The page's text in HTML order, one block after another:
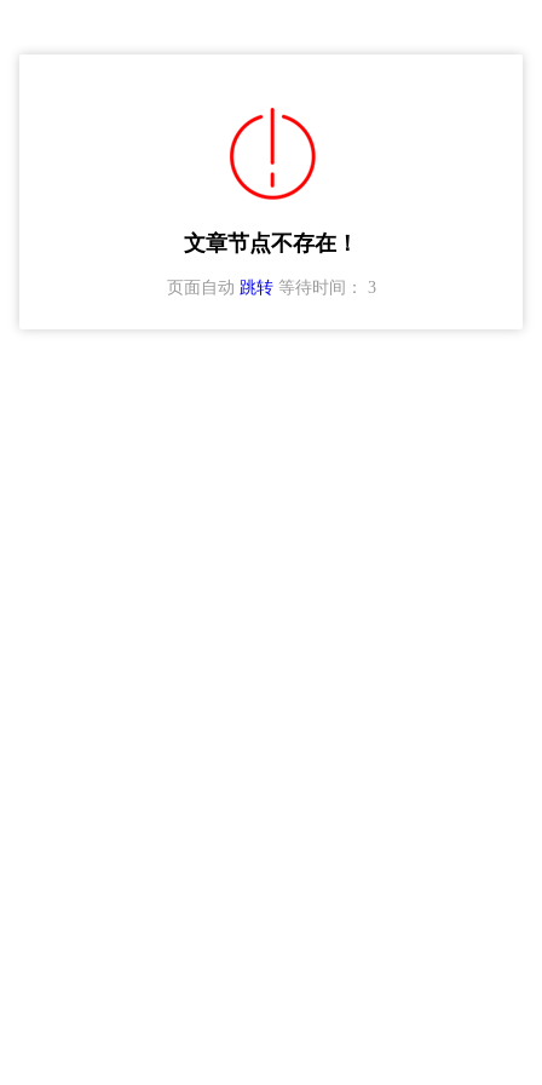
文章节点不存在！
页面自动 跳转等待时间： 3